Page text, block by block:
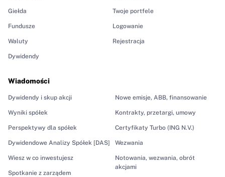
Giełda
Fundusze
Waluty
Dywidendy
Wiadomości
Dywidendy i skup akcji
Wyniki spółek
Perspektywy dla spółek
Dywidendowe Analizy Spółek [DAS]
Wiesz w co inwestujesz
Spotkanie z zarządem
Nowe emisje, ABB, finansowanie
Kontrakty, przetargi, umowy
Certyfikaty Turbo (ING N.V.)
Wezwania
Notowania, wezwania, obrót
akcjami
Twoje portfele
Logowanie
Rejestracja